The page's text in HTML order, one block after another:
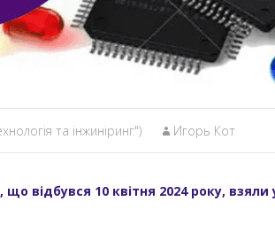
та інжиніринг") Игорь Кот
відбувся 10 квітня 2024 року, взяли